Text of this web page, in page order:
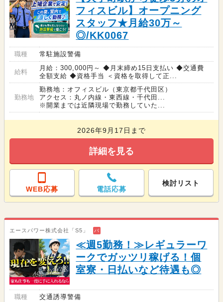
フィスビル】オープニング
スタッフ★月給30万～
◎/KK0067
職種 常駐施設警備
給料
月給：300,000円～ ◆月末締め15日支払い ◆交通費
全額支給 ◆資格手当 ＜資格を取得して正...
勤務地
勤務地：オフィスビル（東京都千代田区）
アクセス：丸ノ内線・東西線・千代田...
※開業までは近隣現場で勤務していた...
2026年9月17日まで
詳細を見る
WEB応募 電話応募
検討リスト
エースパワー株式会社「S5」 バ
≪週5勤務！≫レギュラーワ
ークでガッツリ稼げる！個
室寮・日払いなど待遇も◎
職種 交通誘導警備